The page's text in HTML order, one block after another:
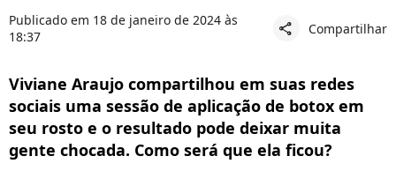
Publicado em 18 de janeiro de 2024 às
18:37
share Compartilhar
Viviane Araujo compartilhou em suas redes
sociais uma sessão de aplicação de botox em
seu rosto e o resultado pode deixar muita
gente chocada. Como será que ela ficou?